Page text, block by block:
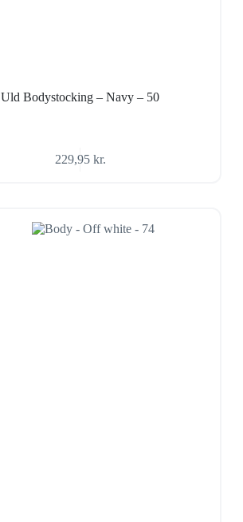
Uld Bodystocking – Navy – 50
229,95 kr.